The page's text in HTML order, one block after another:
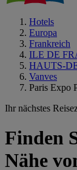
Hotels
Europa
Frankreich
ILE DE
HAUTS-
Vanves
Paris Expo
Ihr nächstes
Finden
Nähe